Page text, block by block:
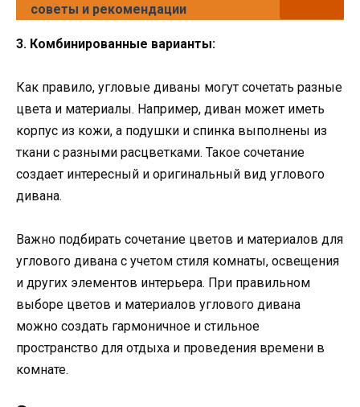
советы и рекомендации
3. Комбинированные варианты:
Как правило, угловые диваны могут сочетать разные
цвета и материалы. Например, диван может иметь
корпус из кожи, а подушки и спинка выполнены из
ткани с разными расцветками. Такое сочетание
создает интересный и оригинальный вид углового
дивана.
Важно подбирать сочетание цветов и материалов для
углового дивана с учетом стиля комнаты, освещения
и других элементов интерьера. При правильном
выборе цветов и материалов углового дивана
можно создать гармоничное и стильное
пространство для отдыха и проведения времени в
комнате.